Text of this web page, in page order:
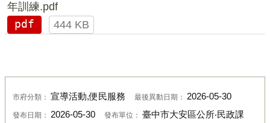
年訓練.pdf
pdf
444 KB
市府分類： 宣導活動,便民服務 最後異動日期： 2026-05-30
發布日期： 2026-05-30 發布單位： 臺中市大安區公所‧民政課